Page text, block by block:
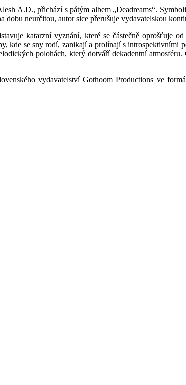
A.D., přichází s pátým albem „Deadreams“.
dobu neurčitou, autor sice přerušuje vydavatelskou
katarzní vyznání, které se částečně oprošťuje
kde se sny rodí, zanikají a prolínají s
polohách, který dotváří dekadentní
vydavatelství Gothoom Productions ve